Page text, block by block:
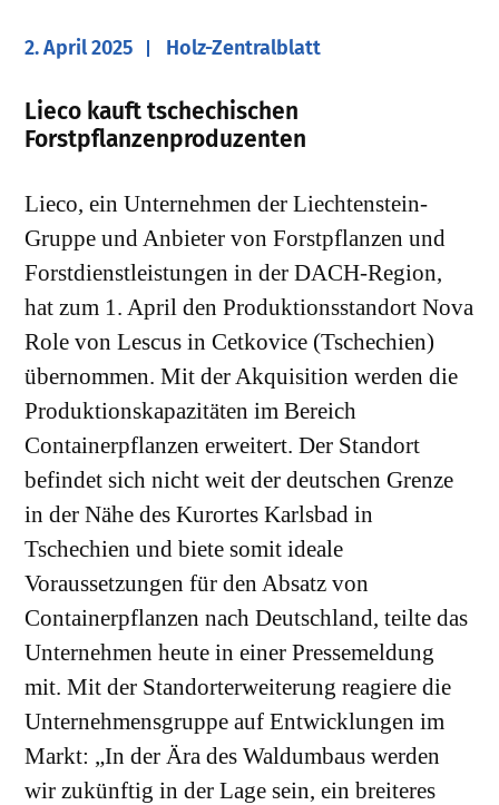
2. April 2025 Holz-Zentralblatt
Lieco kauft tschechischen
Forstpflanzenproduzenten
Lieco, ein Unternehmen der Liechtenstein-
Gruppe und Anbieter von Forstpflanzen und
Forstdienstleistungen in der DACH-Region,
hat zum 1. April den Produktionsstandort Nova
Role von Lescus in Cetkovice (Tschechien)
übernommen. Mit der Akquisition werden die
Produktionskapazitäten im Bereich
Containerpflanzen erweitert. Der Standort
befindet sich nicht weit der deutschen Grenze
in der Nähe des Kurortes Karlsbad in
Tschechien und biete somit ideale
Voraussetzungen für den Absatz von
Containerpflanzen nach Deutschland, teilte das
Unternehmen heute in einer Pressemeldung
mit. Mit der Standorterweiterung reagiere die
Unternehmensgruppe auf Entwicklungen im
Markt: „In der Ära des Waldumbaus werden
wir zukünftig in der Lage sein, ein breiteres